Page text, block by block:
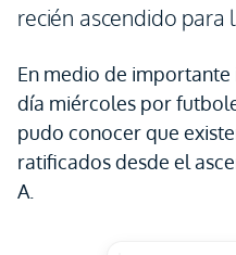
recién ascendido
En medio de
día miércoles por
pudo conocer que
ratificados desde el
A.